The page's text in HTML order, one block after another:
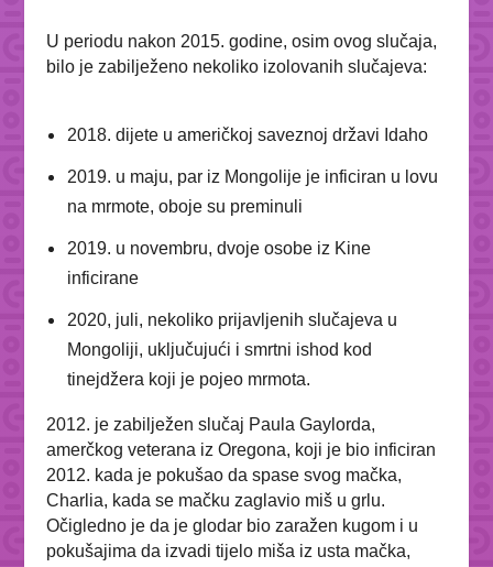
U periodu nakon 2015. godine, osim ovog slučaja,
bilo je zabilježeno nekoliko izolovanih slučajeva:
2018. dijete u američkoj saveznoj državi Idaho
2019. u maju, par iz Mongolije je inficiran u lovu
na mrmote, oboje su preminuli
2019. u novembru, dvoje osobe iz Kine
inficirane
2020, juli, nekoliko prijavljenih slučajeva u
Mongoliji, uključujući i smrtni ishod kod
tinejdžera koji je pojeo mrmota.
2012. je zabilježen slučaj Paula Gaylorda,
amerčkog veterana iz Oregona, koji je bio inficiran
2012. kada je pokušao da spase svog mačka,
Charlia, kada se mačku zaglavio miš u grlu.
Očigledno je da je glodar bio zaražen kugom i u
pokušajima da izvadi tijelo miša iz usta mačka,